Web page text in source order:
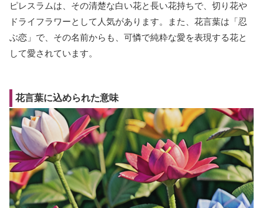
ピレスラムは、その清楚な白い花と長い花持ちで、切り花や
ドライフラワーとして人気があります。また、花言葉は「忍
ぶ恋」で、その名前からも、可憐で純粋な愛を表現する花と
して愛されています。
花言葉に込められた意味